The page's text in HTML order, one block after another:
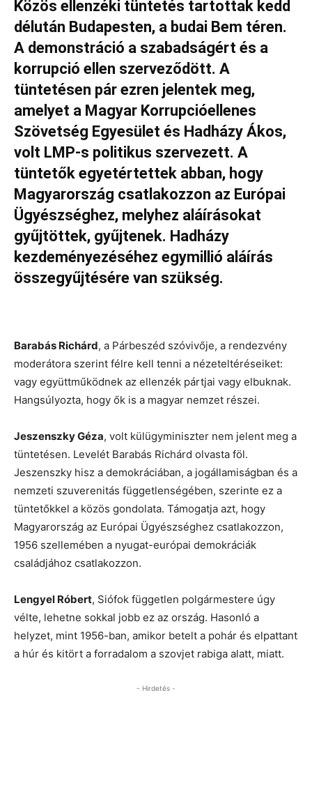
Közös ellenzéki tüntetés tartottak kedd
délután Budapesten, a budai Bem téren.
A demonstráció a szabadságért és a
korrupció ellen szerveződött. A
tüntetésen pár ezren jelentek meg,
amelyet a Magyar Korrupcióellenes
Szövetség Egyesület és Hadházy Ákos,
volt LMP-s politikus szervezett. A
tüntetők egyetértettek abban, hogy
Magyarország csatlakozzon az Európai
Ügyészséghez, melyhez aláírásokat
gyűjtöttek, gyűjtenek. Hadházy
kezdeményezéséhez egymillió aláírás
összegyűjtésére van szükség.
Barabás Richárd, a Párbeszéd szóvivője, a rendezvény
moderátora szerint félre kell tenni a nézeteltéréseiket:
vagy együttműködnek az ellenzék pártjai vagy elbuknak.
Hangsúlyozta, hogy ők is a magyar nemzet részei.
Jeszenszky Géza, volt külügyminiszter nem jelent meg a
tüntetésen. Levelét Barabás Richárd olvasta föl.
Jeszenszky hisz a demokráciában, a jogállamiságban és a
nemzeti szuverenitás függetlenségében, szerinte ez a
tüntetőkkel a közös gondolata. Támogatja azt, hogy
Magyarország az Európai Ügyészséghez csatlakozzon,
1956 szellemében a nyugat-európai demokráciák
családjához csatlakozzon.
Lengyel Róbert, Siófok független polgármestere úgy
vélte, lehetne sokkal jobb ez az ország. Hasonló a
helyzet, mint 1956-ban, amikor betelt a pohár és elpattant
a húr és kitört a forradalom a szovjet rabiga alatt, miatt.
- Hirdetés -